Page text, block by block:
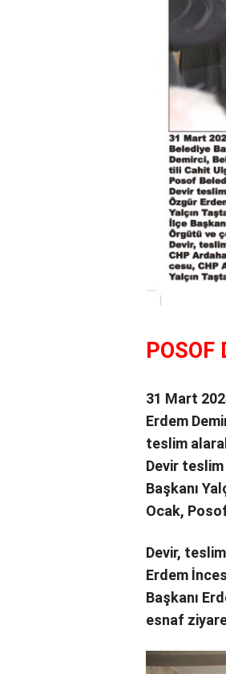
POSOF
31 Mart
Erdem
teslim
Devir
Başkanı
Ocak,
Devir,
Erdem
Başkanı
esnaf